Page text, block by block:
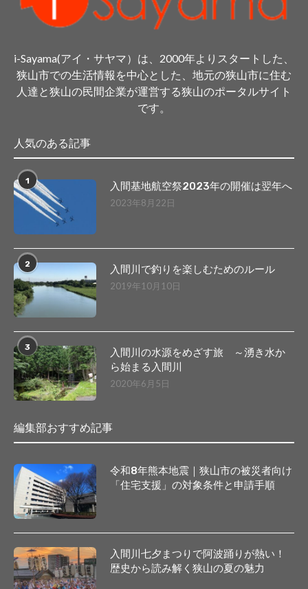
i-Sayama(アイ・サヤマ）は、2000年よりスタートした、
狭山市での生活情報を中心とした、地元の狭山市に住む
人達と狭山の民間企業が運営する狭山のポータルサイト
です。
人気のある記事
1 入間基地航空祭2023年の開催は翌年へ
2023年8月22日
2 入間川で釣りを楽しむためのルール
2019年10月10日
3
入間川の水源をめざす旅 ～湧き水か
ら始まる入間川
2020年6月5日
編集部おすすめ記事
令和8年熊本地震｜狭山市の被災者向け
「住宅支援」の対象条件と申請手順
入間川七夕まつりで阿波踊りが熱い！
歴史から読み解く狭山の夏の魅力